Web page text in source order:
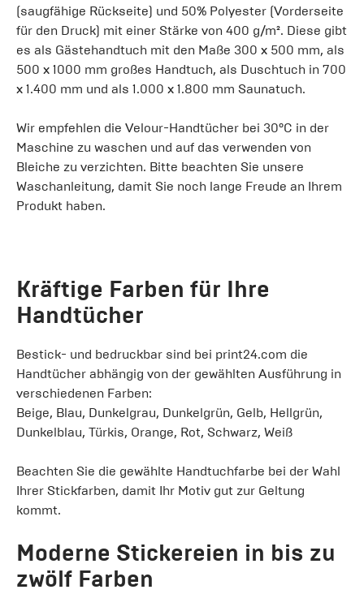
(saugfähige Rückseite) und 50% Polyester (Vorderseite
für den Druck) mit einer Stärke von 400 g/m². Diese gibt
es als Gästehandtuch mit den Maße 300 x 500 mm, als
500 x 1000 mm großes Handtuch, als Duschtuch in 700
x 1.400 mm und als 1.000 x 1.800 mm Saunatuch.
Wir empfehlen die Velour-Handtücher bei 30°C in der
Maschine zu waschen und auf das verwenden von
Bleiche zu verzichten. Bitte beachten Sie unsere
Waschanleitung, damit Sie noch lange Freude an Ihrem
Produkt haben.
Kräftige Farben für Ihre
Handtücher
Bestick- und bedruckbar sind bei print24.com die
Handtücher abhängig von der gewählten Ausführung in
verschiedenen Farben:
Beige, Blau, Dunkelgrau, Dunkelgrün, Gelb, Hellgrün,
Dunkelblau, Türkis, Orange, Rot, Schwarz, Weiß
Beachten Sie die gewählte Handtuchfarbe bei der Wahl
Ihrer Stickfarben, damit Ihr Motiv gut zur Geltung
kommt.
Moderne Stickereien in bis zu
zwölf Farben